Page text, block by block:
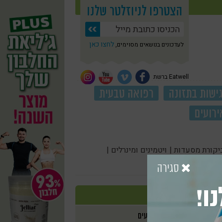
הצטרפו לניוזלטר שלנו
לעדכונים בנושאים מסוימים, לחצו כאן
Eatwell ברשת
גישות בתזונה
רפואה טבעית
מסעדות | ויטמינים ומינרלים |
אירועים
סגירה